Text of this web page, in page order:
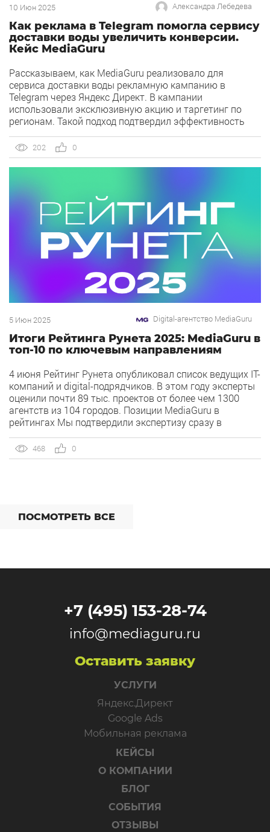
10 Июн 2025 Александра Лебедева
Как реклама в Telegram помогла сервису
доставки воды увеличить конверсии.
Кейс MediaGuru
Рассказываем, как MediaGuru реализовало для
сервиса доставки воды рекламную кампанию в
Telegram через Яндекс Директ. В кампании
использовали эксклюзивную акцию и таргетинг по
регионам. Такой подход подтвердил эффективность
предложений и усиления бренда среди целевой
аудитории. О клиенте Сервис доставки воды от одной
из самых динамично развивающихся компаний на
202 0
5 Июн 2025 Digital-агентство MediaGuru
Итоги Рейтинга Рунета 2025: MediaGuru в
топ-10 по ключевым направлениям
4 июня Рейтинг Рунета опубликовал список ведущих IT-
компаний и digital-подрядчиков. В этом году эксперты
оценили почти 89 тыс. проектов от более чем 1300
агентств из 104 городов. Позиции MediaGuru в
рейтингах Мы подтвердили экспертизу сразу в
заняла высокие позиции как в общих категориях, так и
в срезах по отраслям. По […]
468 0
ПОСМОТРЕТЬ ВСЕ
+7 (495) 153-28-74
info@mediaguru.ru
Оставить заявку
УСЛУГИ
Яндекс.Директ
Google Ads
Мобильная реклама
КЕЙСЫ
О КОМПАНИИ
БЛОГ
СОБЫТИЯ
ОТЗЫВЫ